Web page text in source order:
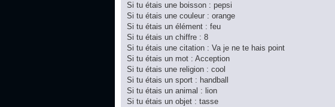
Si tu étais une boisson : pepsi
Si tu étais une couleur : orange
Si tu étais un élément : feu
Si tu étais un chiffre : 8
Si tu étais une citation : Va je ne te hais point
Si tu étais un mot : Acception
Si tu étais une religion : cool
Si tu étais un sport : handball
Si tu étais un animal : lion
Si tu étais un objet : tasse